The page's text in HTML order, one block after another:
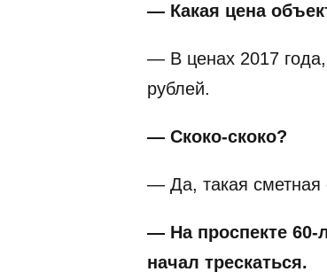
— Какая цена
— В ценах 2017 года,
рублей.
— Скоко-скоко?
— Да, такая сметная
— На проспекте 60-
начал трескаться.